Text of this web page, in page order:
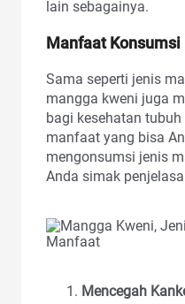
lain sebagainya.
Manfaat Konsumsi
Sama seperti jenis
mangga kweni juga
bagi kesehatan
manfaat yang bisa
mengonsumsi jenis
Anda simak
Mencegah